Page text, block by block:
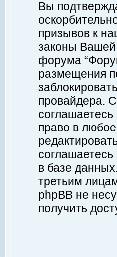
Вы
призывов к
законы Вашей
форума
размещения
провайдера.
соглашаетесь
право в
в базе
третьим
phpBB не
получить